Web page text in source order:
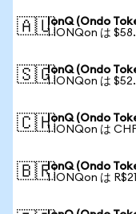
🇦🇺IonQ (Ondo
1 IONQon は
🇸🇬IonQ (Ondo
1 IONQon は
🇨🇭IonQ (Ondo
1 IONQon は
🇧🇷IonQ (Ondo
1 IONQon は